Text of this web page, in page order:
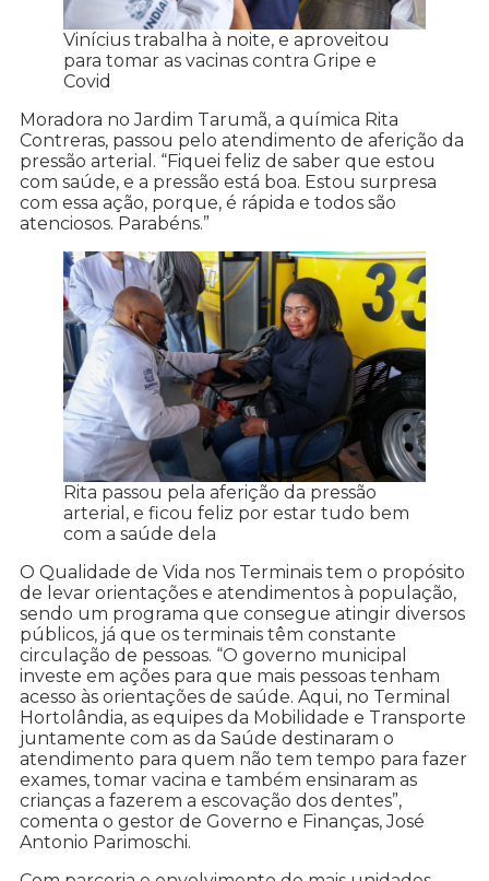
Vinícius trabalha à noite, e aproveitou
para tomar as vacinas contra Gripe e
Covid
Moradora no Jardim Tarumã, a química Rita
Contreras, passou pelo atendimento de aferição da
pressão arterial. “Fiquei feliz de saber que estou
com saúde, e a pressão está boa. Estou surpresa
com essa ação, porque, é rápida e todos são
atenciosos. Parabéns.”
Rita passou pela aferição da pressão
arterial, e ficou feliz por estar tudo bem
com a saúde dela
O Qualidade de Vida nos Terminais tem o propósito
de levar orientações e atendimentos à população,
sendo um programa que consegue atingir diversos
públicos, já que os terminais têm constante
circulação de pessoas. “O governo municipal
investe em ações para que mais pessoas tenham
acesso às orientações de saúde. Aqui, no Terminal
Hortolândia, as equipes da Mobilidade e Transporte
juntamente com as da Saúde destinaram o
atendimento para quem não tem tempo para fazer
exames, tomar vacina e também ensinaram as
crianças a fazerem a escovação dos dentes”,
comenta o gestor de Governo e Finanças, José
Antonio Parimoschi.